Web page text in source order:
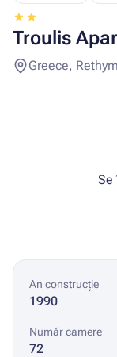
Troulis
Greece,
Se
An construcție
1990
Număr camere
72